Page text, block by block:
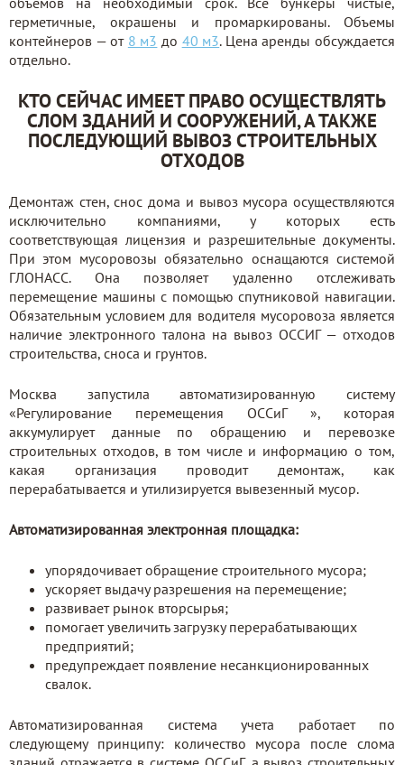
герметичные, окрашены и промаркированы. Объемы
контейнеров — от 8 м3 до 40 м3. Цена аренды обсуждается
отдельно.
КТО СЕЙЧАС ИМЕЕТ ПРАВО ОСУЩЕСТВЛЯТЬ
СЛОМ ЗДАНИЙ И СООРУЖЕНИЙ, А ТАКЖЕ
ПОСЛЕДУЮЩИЙ ВЫВОЗ СТРОИТЕЛЬНЫХ
ОТХОДОВ
Демонтаж стен, снос дома и вывоз мусора осуществляются
исключительно компаниями, у которых есть
соответствующая лицензия и разрешительные документы.
При этом мусоровозы обязательно оснащаются системой
ГЛОНАСС. Она позволяет удаленно отслеживать
перемещение машины с помощью спутниковой навигации.
Обязательным условием для водителя мусоровоза является
наличие электронного талона на вывоз ОССИГ — отходов
строительства, сноса и грунтов.
Москва запустила автоматизированную систему
«Регулирование перемещения ОССиГ », которая
аккумулирует данные по обращению и перевозке
строительных отходов, в том числе и информацию о том,
какая организация проводит демонтаж, как
перерабатывается и утилизируется вывезенный мусор.
Автоматизированная электронная площадка:
упорядочивает обращение строительного мусора;
ускоряет выдачу разрешения на перемещение;
развивает рынок вторсырья;
помогает увеличить загрузку перерабатывающих
предприятий;
предупреждает появление несанкционированных
свалок.
Автоматизированная система учета работает по
следующему принципу: количество мусора после слома